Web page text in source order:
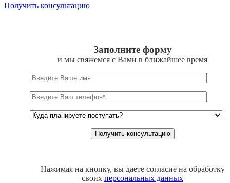
Получить консультацию
Заполните форму
и мы свяжемся с Вами в ближайшее время
Нажимая на кнопку, вы даете согласие на обработку
своих персональных данных